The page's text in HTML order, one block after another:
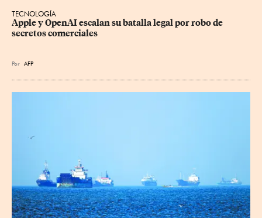
TECNOLOGÍA
Apple y OpenAI escalan su batalla legal por robo de
secretos comerciales
Por AFP